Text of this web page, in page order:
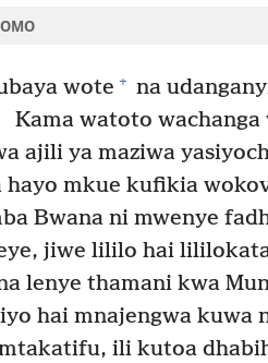
wote + na
Kama watoto
ajili ya maziwa
mkue kufikia
Bwana ni mwenye
jiwe lililo hai
lenye thamani kwa
hai mnajengwa kuwa
ili kutoa